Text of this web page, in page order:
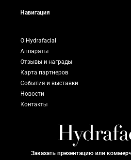
Навигация
О Hydrafacial
Аппараты
Отзывы и награды
Карта партнеров
События и выставки
Новости
Контакты
Заказать презентацию или